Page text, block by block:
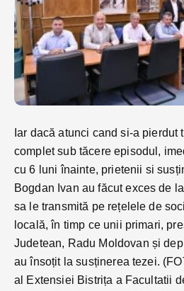
Iar dacă atunci cand si-a
complet sub tăcere episodul,
cu 6 luni înainte, prietenii si
Bogdan Ivan au făcut exces de
sa le transmită pe rețelele de
locală, în timp ce unii primari,
Judetean, Radu Moldovan și
au însoțit la susținerea tezei.
al Extensiei Bistrița a Facultatii